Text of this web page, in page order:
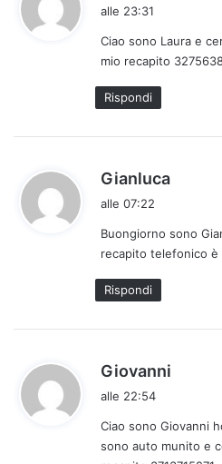
e
t
t
o
alle 23:31
Ciao sono Laura e
mio recapito
Rispondi
Gianluca
e
t
alle 07:22
Buongiorno sono
recapito telefonico è
Rispondi
Giovanni
e
t
alle 22:54
Ciao sono Giovanni
sono auto munito e